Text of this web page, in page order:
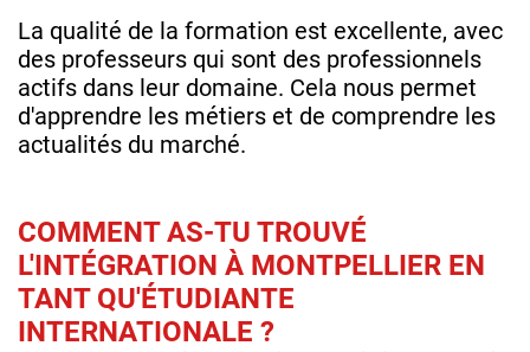
La qualité de la formation est excellente, avec
des professeurs qui sont des professionnels
actifs dans leur domaine. Cela nous permet
d'apprendre les métiers et de comprendre les
actualités du marché.
COMMENT AS-TU TROUVÉ
L'INTÉGRATION À MONTPELLIER EN
TANT QU'ÉTUDIANTE
INTERNATIONALE ?